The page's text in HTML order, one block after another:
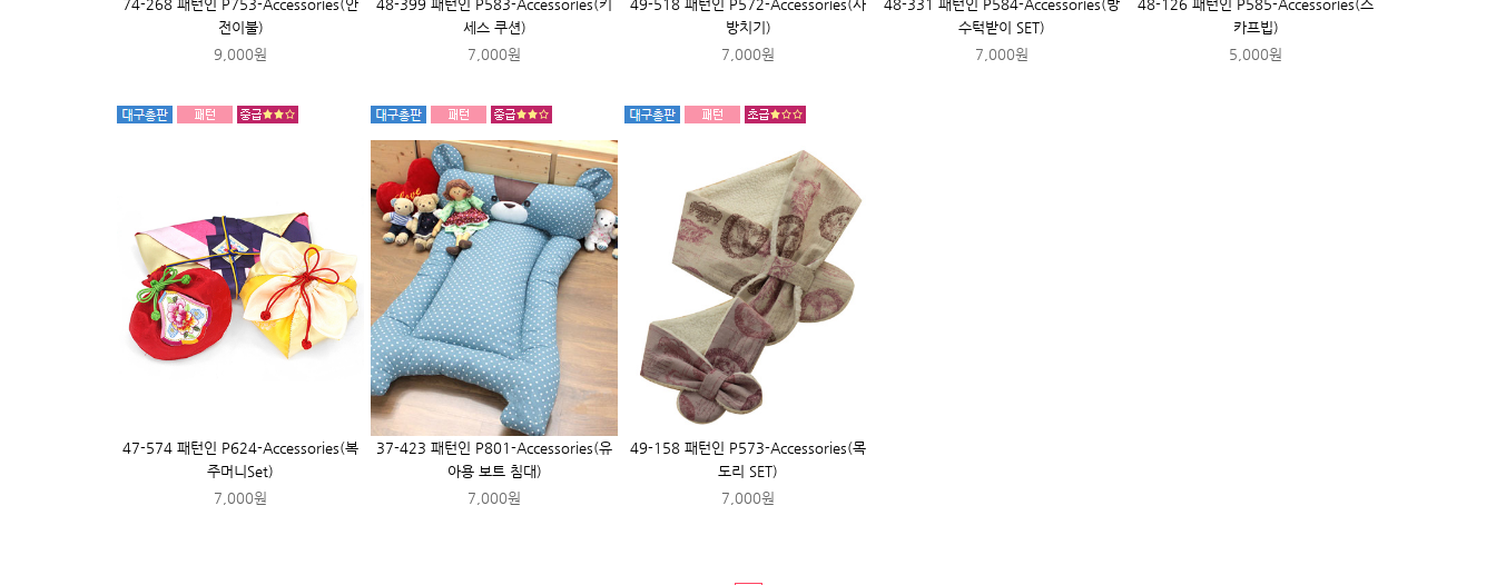
74-268 패턴인 P753-Accessories(안
전이불)
9,000원
48-399 패턴인 P583-Accessories(키
세스 쿠션)
7,000원
49-518 패턴인 P572-Accessories(사
방치기)
7,000원
48-331 패턴인 P584-Accessories(방
수턱받이 SET)
7,000원
48-126 패턴인 P585-Accessories(스
카프빕)
5,000원
47-574 패턴인 P624-Accessories(복
주머니Set)
7,000원
37-423 패턴인 P801-Accessories(유
아용 보트 침대)
7,000원
49-158 패턴인 P573-Accessories(목
도리 SET)
7,000원